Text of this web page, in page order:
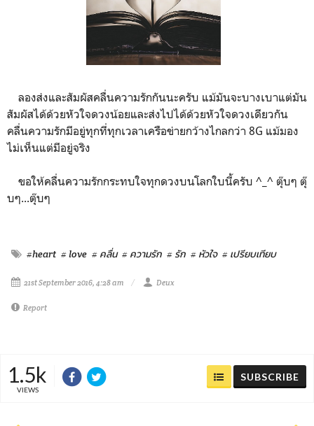
ลองส่งและสัมผัสคลื่นความรักกันนะครับ แม้มันจะบางเบาแต่มัน
สัมผัสได้ด้วยหัวใจดวงน้อยและส่งไปได้ด้วยหัวใจดวงเดียวกัน
คลื่นความรักมีอยู่ทุกที่ทุกเวลาเครือข่ายกว้างไกลกว่า 8G แม้มอง
ไม่เห็นแต่มีอยู่จริง
ขอให้คลื่นความรักกระทบใจทุกดวงบนโลกใบนี้ครับ ^_^ ตุ๊บๆ ตุ๊
บๆ...ตุ๊บๆ
#heart # love # คลื่น # ความรัก # รัก # หัวใจ # เปรียบเทียบ
21st September 2016, 4:28 am Deux
Report
1.5k
VIEWS
SUBSCRIBE